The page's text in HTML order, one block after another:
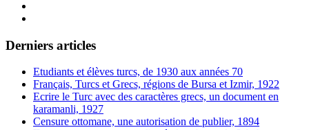
Derniers articles
Etudiants et élèves turcs, de 1930 aux années 70
Français, Turcs et Grecs, régions de Bursa et Izmir, 1922
Ecrire le Turc avec des caractères grecs, un document en
karamanli, 1927
Censure ottomane, une autorisation de publier, 1894